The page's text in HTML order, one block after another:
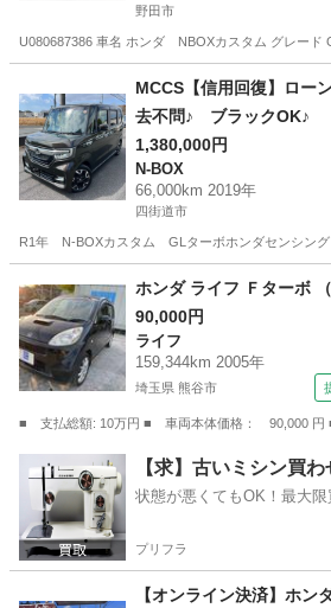
野田市
U080687386 車名 ホンダ NBOXカスタム グレード
車両
MCCS【信用回復】ロー
去不問♪ ブラックOK♪
ーボホンダセンシング
♪！
1,380,000円
N-BOX
66,000km 2019年
四街道市
R1年 N-BOXカスタム GLターボホンダセンシング
N-BOX MCCS
ホンダ ライフ Ｆターボ （
90,000円
ライフ
159,344km 2005年
埼玉県 熊谷市
■ 支払総額: 10万円 ■ 車両本体価格： 90,000
埼玉 熊谷市 ライフ
【求】古いミシン買
状態が悪くてもOK！最大限
プリフラ
【オンライン決済】ホン